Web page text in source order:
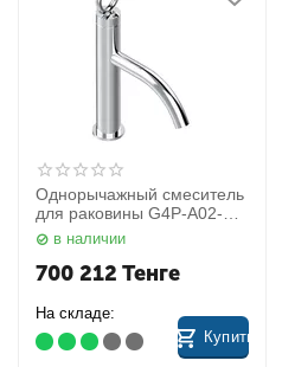
Однорычажный смеситель
для раковины G4P-A02-
6501SV THG
в наличии
700 212 Тенге
На складе:
Купить